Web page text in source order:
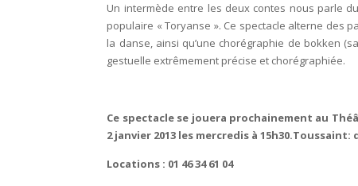
Un intermède entre les deux contes nous parle
populaire « Toryanse ». Ce spectacle alterne des
la danse, ainsi qu’une chorégraphie de bokken
gestuelle extrêmement précise et chorégraphiée.
Ce spectacle se jouera prochainement au
2 janvier 2013 les mercredis à 15h30.Toussaint:
Locations : 01 46 34 61 04